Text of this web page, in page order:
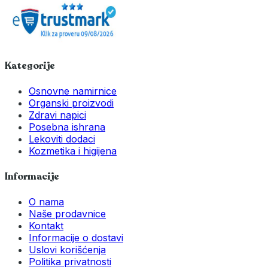
Kategorije
Osnovne namirnice
Organski proizvodi
Zdravi napici
Posebna ishrana
Lekoviti dodaci
Kozmetika i higijena
Informacije
O nama
Naše prodavnice
Kontakt
Informacije o dostavi
Uslovi korišćenja
Politika privatnosti